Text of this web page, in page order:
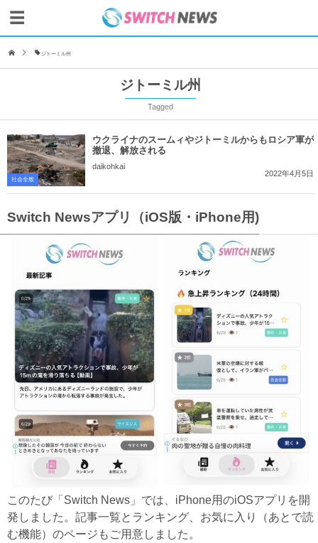
ジトーミル州
ジトーミル州
Tagged
社会全般
ウクライナのスームィやジトーミルからもロシア軍が
撤退、解放される
daikohkai
2022年4月5日
Switch Newsアプリ（iOS版・iPhone用)
このたび「Switch News」では、iPhone用のiOSアプリを開
発しました。記事一覧とランキング、お気に入り（あとで読
む機能）のページもご用意しました。